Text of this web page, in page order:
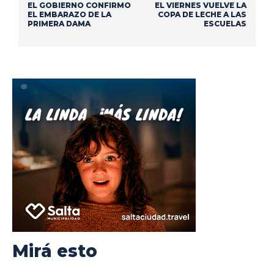
EL GOBIERNO CONFIRMO
EL EMBARAZO DE LA
PRIMERA DAMA
EL VIERNES VUELVE LA
COPA DE LECHE A LAS
ESCUELAS
Mirá esto